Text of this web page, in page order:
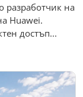
разработчик на
Huawei.
достъп...